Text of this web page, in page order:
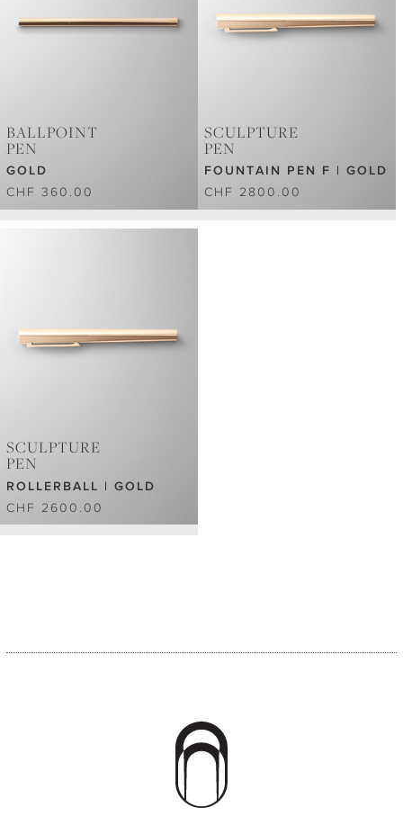
BALLPOINT
PEN
GOLD
CHF 360.00
SCULPTURE
PEN
FOUNTAIN PEN F | GOLD
CHF 2800.00
SCULPTURE
PEN
ROLLERBALL | GOLD
CHF 2600.00